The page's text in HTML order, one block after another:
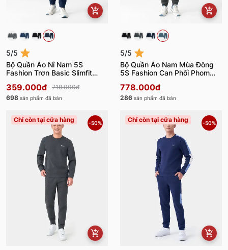
5/5
Bộ Quần Áo Nỉ Nam 5S
Fashion Trơn Basic Slimfit
359.000đ
718.000đ
698 sản phẩm đã bán
5/5
Bộ Quần Áo Nam Mùa Đông
5S Fashion Can Phối Phom
778.000đ
286 sản phẩm đã bán
Chỉ còn tại cửa hàng -50% Chỉ còn tại cửa hàng -50%